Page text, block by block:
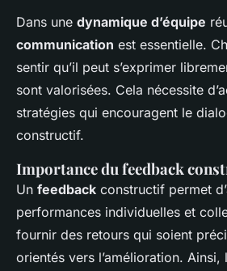
Dans une dynamique d’équipe
communication est essentielle.
sentir qu’il peut s’exprimer
sont valorisées. Cela nécessite
stratégies qui encouragent le
constructif.
Importance du feedback
Un feedback constructif permet
performances individuelles et
fournir des retours qui soient
orientés vers l’amélioration. Ainsi,